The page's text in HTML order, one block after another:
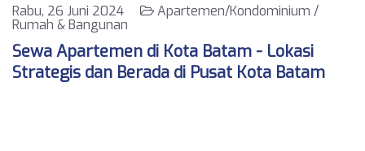
Rabu, 26 Juni 2024
Apartemen/Kondominium /
Rumah & Bangunan
Sewa Apartemen di Kota Batam - Lokasi
Strategis dan Berada di Pusat Kota Batam